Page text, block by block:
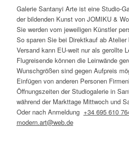
Galerie Santanyi Arte ist eine Studio-
der bildenden Kunst von JOMIKU &
Sie werden vom jeweiligen Künstler
So sparen Sie bei Direktkauf ab Atelier
Versand kann EU-weit nur als gerollte
Flugreisende können die Leinwände
Wunschgrößen sind gegen Aufpreis
Einfügen von anderen Personen
Öffnungszeiten der Studiogalerie in
während der Markttage Mittwoch und
Oder nach Anmeldung +34 695 610
modern.art@web.de